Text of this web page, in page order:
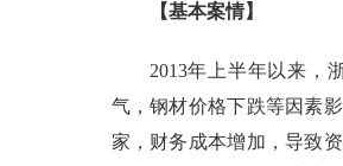
【基本案情】
2013年上半年以来，
气，钢材价格下跌等因素
家，财务成本增加，导致